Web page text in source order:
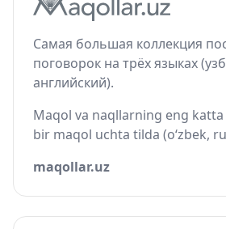
Самая большая коллекция
поговорок на трёх языках
английский).
Maqol va naqllarning eng
bir maqol uchta tilda (o‘zbek,
maqollar.uz